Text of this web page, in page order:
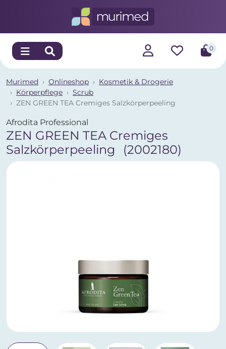
0
Murimed Onlineshop
Kosmetik & Drogerie
Körperpflege
Scrub
ZEN GREEN TEA Cremiges Salzkörperpeeling
Afrodita Professional
ZEN GREEN TEA Cremiges
Salzkörperpeeling
(2002180)